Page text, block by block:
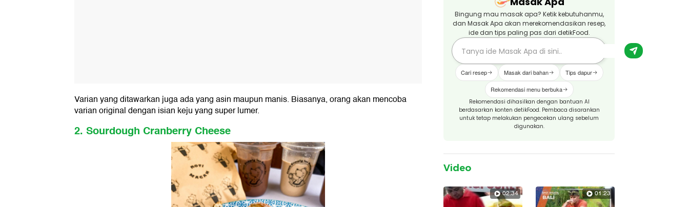
Varian yang ditawarkan juga ada yang asin maupun manis. Biasanya, orang akan mencoba
varian original dengan isian keju yang super lumer.
2. Sourdough Cranberry Cheese
Bingung mau masak apa? Ketik kebutuhanmu,
dan Masak Apa akan merekomendasikan resep,
ide dan tips paling pas dari detikFood.
Cari resep Masak dari bahan Tips dapur
Rekomendasi menu berbuka
Rekomendasi dihasilkan dengan bantuan AI
berdasarkan konten detikFood. Pembaca disarankan
untuk tetap melakukan pengecekan ulang sebelum
digunakan.
Video
02:34 01:23